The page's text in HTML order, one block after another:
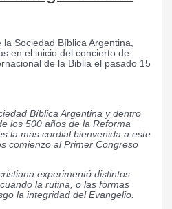
Sociedad Bíblica Argentina,
en el inicio del concierto de
de la Biblia el pasado 15
Bíblica Argentina y dentro
los 500 años de la Reforma
la más cordial bienvenida a este
comienzo al Primer Congreso
experimentó distintos
la rutina, o las formas
la integridad del Evangelio.